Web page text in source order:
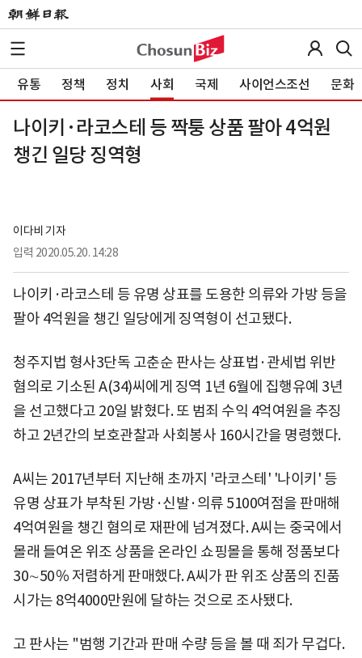
유통 정책 정치 사회 국제 사이언스조선 문화
나이키·라코스테 등 짝퉁 상품 팔아 4억원
챙긴 일당 징역형
이다비 기자
입력 2020.05.20. 14:28
나이키·라코스테 등 유명 상표를 도용한 의류와 가방 등을
팔아 4억원을 챙긴 일당에게 징역형이 선고됐다.
청주지법 형사3단독 고춘순 판사는 상표법·관세법 위반
혐의로 기소된 A(34)씨에게 징역 1년 6월에 집행유예 3년
을 선고했다고 20일 밝혔다. 또 범죄 수익 4억여원을 추징
하고 2년간의 보호관찰과 사회봉사 160시간을 명령했다.
A씨는 2017년부터 지난해 초까지 '라코스테' '나이키' 등
유명 상표가 부착된 가방·신발·의류 5100여점을 판매해
4억여원을 챙긴 혐의로 재판에 넘겨졌다. A씨는 중국에서
몰래 들여온 위조 상품을 온라인 쇼핑몰을 통해 정품보다
30∼50％ 저렴하게 판매했다. A씨가 판 위조 상품의 진품
시가는 8억4000만원에 달하는 것으로 조사됐다.
고 판사는 "범행 기간과 판매 수량 등을 볼 때 죄가 무겁다.